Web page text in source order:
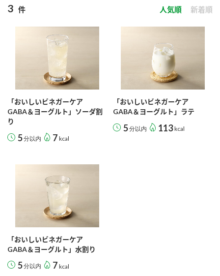
お酢ドリンク ぽん酢
みりん風・料理酒 鍋用調味料
スープ
ふりかけ
新商品一覧
キャンペーン情報
ブランド・スペシャルサイト
ブランド・スペシャルサイト トップ
商品ブランドサイト
くらしプラ酢
お酢ドリンク
かおりの蔵
つゆ
鍋なび
企業情報
国内事業概要
ミツカングループについて
企業理念
ミツカンを知る
環境への取り組み
水の文化センター（アーカイブ）
採用情報
ニュースリリース
3 件 人気順 新着順
「おいしいビネガーケア
GABA＆ヨーグルト」ソーダ割
り
5分以内 7 kcal
「おいしいビネガーケア
GABA＆ヨーグルト」ラテ
5分以内 113 kcal
「おいしいビネガーケア
GABA＆ヨーグルト」水割り
5分以内 7 kcal